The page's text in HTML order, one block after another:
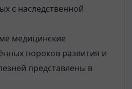
с наследственной
медицинские
пороков развития и
представлены в